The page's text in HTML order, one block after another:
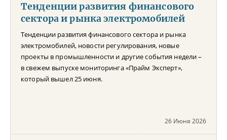
Тенденции развития финансового
сектора и рынка электромобилей
Тенденции развития финансового сектора и рынка
электромобилей, новости регулирования, новые
проекты в промышленности и другие события недели –
в свежем выпуске мониторинга «Прайм Эксперт»,
который вышел 25 июня.
26 Июня 2026